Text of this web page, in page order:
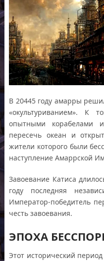
В 20445 году амарры
«окультуриванием». К
опытными корабелами
пересечь океан и
жители которого были
наступление Амаррской
Завоевание Катиса
году последняя
Император-победитель
честь завоевания.
ЭПОХА
Этот исторический